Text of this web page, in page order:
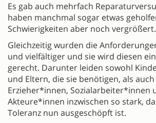
Es gab auch mehrfach
haben manchmal sogar etwas
Schwierigkeiten aber noch vergrößert.
Gleichzeitig wurden die
und vielfältiger und sie wird diesen
gerecht. Darunter leiden sowohl
und Eltern, die sie benötigen, als
Erzieher*innen, Sozialarbeiter*innen
Akteure*innen inzwischen so stark,
Toleranz nun ausgeschöpft ist.